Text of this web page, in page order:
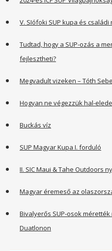
V. SIófoki SUP kupa és családi
Tudtad, hogy a SUP-ozás a
fejlesztheti?
Megvadult vizeken – Tóth
Hogyan ne végezzük hal-
Buckás víz
SUP Magyar Kupa I. forduló
II. SIC Maui & Tahe Outdoors
Magyar éremeső az
Bivalyerős SUP-osok
Duatlonon